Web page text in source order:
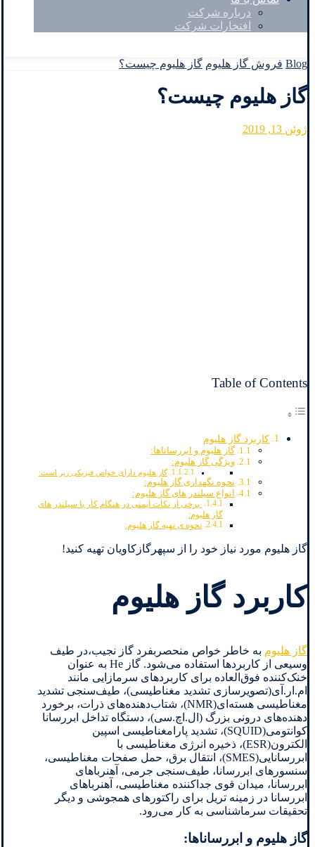
درباره شرکت
افتخارات شرکت
Blog فروش گاز هلیوم گاز هليوم چیست؟
گاز هليوم چیست؟
ژوئن 13, 2019
Table of Contents
کاربرد گاز هلیوم
گاز هلیوم و ابررساناها:
ویژگی گاز هلیوم:
گاز هلیوم دارای خواص فیزیکی زیر است:
نحوه نگهداری گاز هلیوم:
انواع سیلندر های گاز هلیوم:
برخی از نکات ایمنی در هنگام کار با سیلندر های
گاز هلیوم:
نحوه ی تهیه گاز هلیوم:
گاز هلیوم مورد نیاز خود را از سپهرگازکاویان تهیه کنید!
کاربرد گاز هلیوم
گاز هلیوم به خاطر خواص منحصربفرد گاز نجیب،در طیف
وسیعی از کاربردها استفاده می‌شود. گاز He به عنوان
خنک‌کننده فوق‌العاده برای کاربردهای سرمازایی مانند
ام.ار.آی(تصویرسازی تشدید مغناطیسی)، طیف‌سنجی تشدید
مغناطیسی هسته‌ای(NMR)، شتاب‌دهنده‌های ذرات، برخورد
دهنده‌های درونی بزرگ (ال.اچ.سی)، دستگاه تداخل ابررسانا
کوانتومی(SQUID)، تشدید پارامغناطیسی اسپین
الکترون(ESR)، ذخیره انرژی مغناطیسی با
ابررسانایی(SMES)، انتقال برق، حمل صفحات مغناطیسی،
سنسورهای ابررسانا، طیف‌سنجی جرمی، آهنرباهای
ابررسانا، میدان قوی جداکننده مغناطیسی، آهنرباهای
ابررسانا در زمینه تریل برای راکتورهای همجوشی و دیگر
تحقیقات سرماشناسی به کار می‌رود.
گاز هلیوم و ابررساناها: